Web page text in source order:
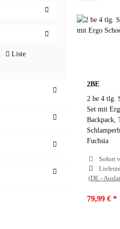
Liste
2BE
2 be 4 tlg.
Set mit
Backpack,
Fuchsia
Sofort
(DE -
79,99 € *